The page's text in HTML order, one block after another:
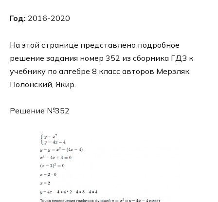
Год: 2016-2020
На этой странице представлено подробное
решение задания номер 352 из сборника ГДЗ к
учебнику по алгебре 8 класс авторов Мерзляк,
Полонский, Якир.
Решение №352